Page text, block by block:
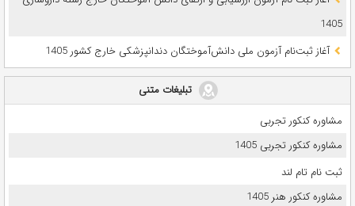
1405
آغاز ثبت‌نام آزمون ملی دانش‌آموختگان دندانپزشکی خارج کشور 1405
تبلیغات متنی
مشاوره کنکور تجربی
مشاوره کنکور تجربی 1405
ثبت نام تام لند
مشاوره کنکور هنر 1405